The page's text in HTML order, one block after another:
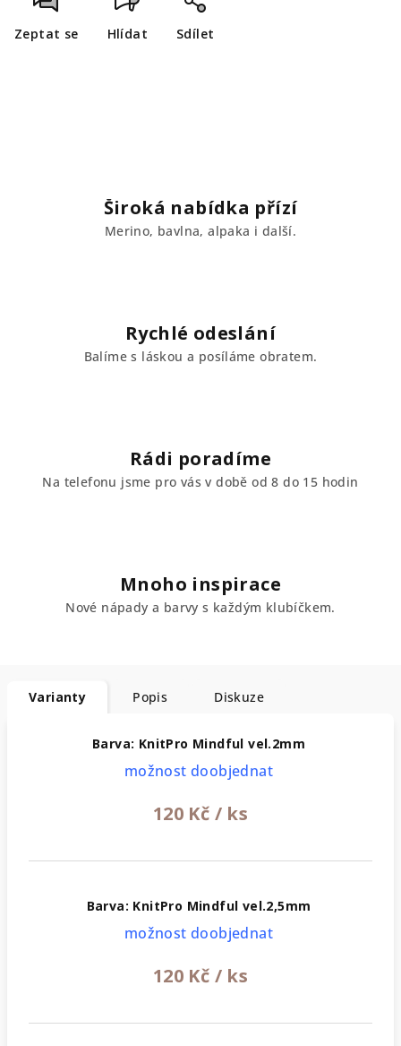
Zeptat se Hlídat Sdílet
Široká nabídka přízí
Merino, bavlna, alpaka i další.
Rychlé odeslání
Balíme s láskou a posíláme obratem.
Rádi poradíme
Na telefonu jsme pro vás v době od 8 do 15 hodin
Mnoho inspirace
Nové nápady a barvy s každým klubíčkem.
Varianty Popis Diskuze
Barva: KnitPro Mindful vel.2mm
možnost doobjednat
120 Kč / ks
Barva: KnitPro Mindful vel.2,5mm
možnost doobjednat
120 Kč / ks